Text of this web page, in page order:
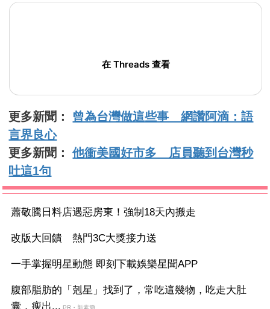
在 Threads 查看
更多新聞： 曾為台灣做這些事 網讚阿滴：語
言界良心
更多新聞：他衝美國好市多 店員聽到台灣秒
吐這1句
蕭敬騰日料店遇惡房東！強制18天內搬走
改版大回饋 熱門3C大獎接力送
一手掌握明星動態 即刻下載娛樂星聞APP
腹部脂肪的「剋星」找到了，常吃這幾物，吃走大肚
囊，瘦出... PR・新素簡